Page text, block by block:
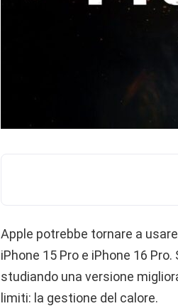
Apple potrebbe tornare a
iPhone 15 Pro e iPhone 16 Pro.
studiando una versione
limiti: la gestione del calore.